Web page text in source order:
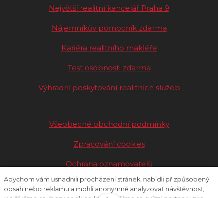
Největší realitní kancelář Praha 9
Nájemníkův pomocník zdarma
Kariéra realitního makléře
Test osobnosti zdarma
Výhradní poskytování realitních služeb
Všeobecné obchodní podmínky
Zpracování cookies
Ochrana oznamovatelů
Nastavení cookies
Abychom vám usnadnili procházení stránek, nabídli přizpůsobený
obsah nebo reklamu a mohli anonymně analyzovat návštěvnost,